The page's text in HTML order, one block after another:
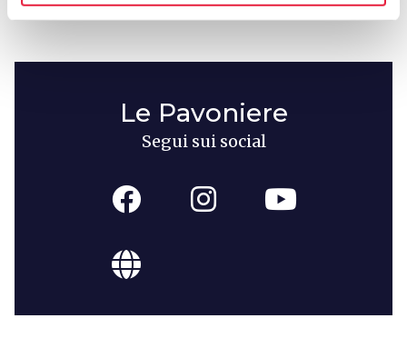
Le Pavoniere
Segui sui social